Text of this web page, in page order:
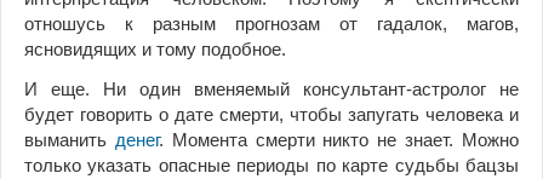
отношусь к разным прогнозам от гадалок, магов,
ясновидящих и тому подобное.
И еще. Ни один вменяемый консультант-астролог не
будет говорить о дате смерти, чтобы запугать человека и
выманить денег. Момента смерти никто не знает. Можно
только указать опасные периоды по карте судьбы бацзы